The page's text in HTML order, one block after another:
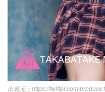
https://twitter.com/